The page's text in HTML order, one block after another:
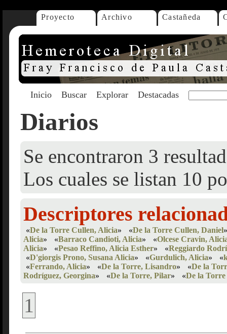
Proyecto Archivo Castañeda
Inicio Buscar Explorar Destacadas
Diarios
Se encontraron 3
Los cuales se listan 10
Descriptores
«De la Torre Cullen, Alicia» «De la Torre Cullen, Daniel»
Alicia» «Barraco Candioti, Alicia» «Olcese Cravin,
Alicia» «Pesao Reffino, Alicia Esther» «Reggiardo
«D'giorgis Prono, Susana Alicia» «Gurdulich, Alicia» «
«Ferrando, Alicia» «De la Torre, Lisandro» «De la
Rodríguez, Georgina» «De la Torre, Pilar» «De la
1